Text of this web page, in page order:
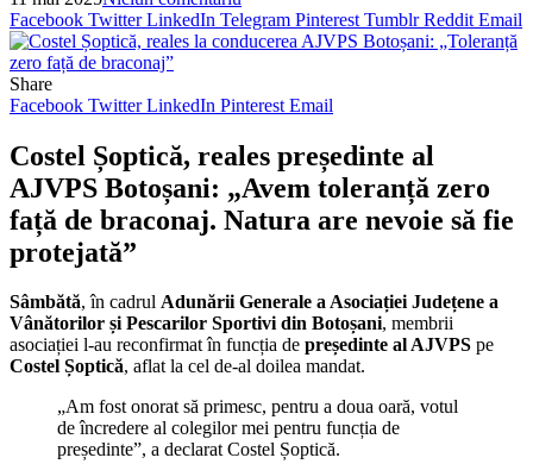
Facebook Twitter LinkedIn Telegram Pinterest Tumblr Reddit Email
Share
Facebook Twitter LinkedIn Pinterest Email
Costel Șoptică, reales președinte al
AJVPS Botoșani: „Avem toleranță zero
față de braconaj. Natura are nevoie să fie
protejată”
Sâmbătă, în cadrul Adunării Generale a Asociației Județene a
Vânătorilor și Pescarilor Sportivi din Botoșani, membrii
asociației l-au reconfirmat în funcția de președinte al AJVPS pe
Costel Șoptică, aflat la cel de-al doilea mandat.
„Am fost onorat să primesc, pentru a doua oară, votul
de încredere al colegilor mei pentru funcția de
președinte”, a declarat Costel Șoptică.